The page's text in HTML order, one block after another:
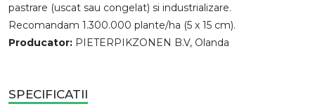
pastrare (uscat sau congelat) si industrializare.
Recomandam 1.300.000 plante/ha (5 x 15 cm).
Producator: PIETERPIKZONEN B.V, Olanda
SPECIFICATII